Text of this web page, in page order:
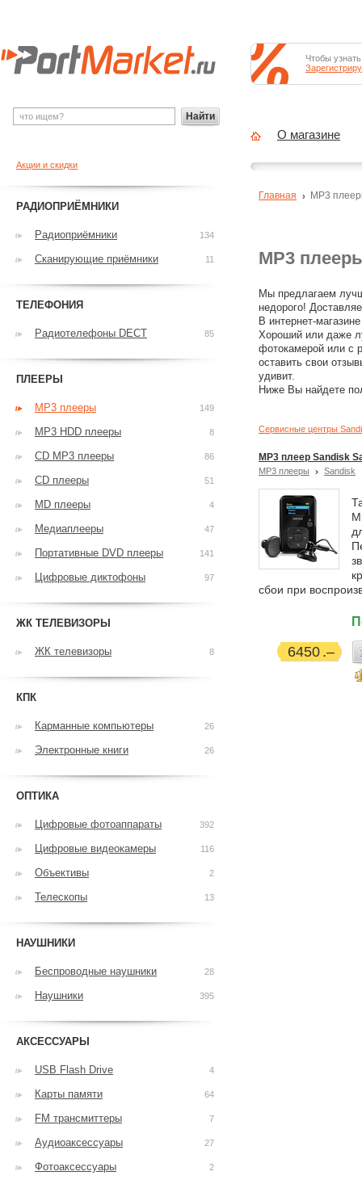
MP3
Мы предлагаем
недорого!
В интернет-
Хороший или даже
фотокамерой или с
оставить свои
удивит.
Ниже Вы найдете
Сервисные центры
MP3 плеер Sandisk
MP3 плееры Sandisk
сбои при
6450
Главная MP3
Акции и скидки
РАДИОПРИЁМНИКИ
Радиоприёмники 134
Сканирующие приёмники 11
ТЕЛЕФОНИЯ
Радиотелефоны DECT 85
ПЛЕЕРЫ
MP3 плееры 149
MP3 HDD плееры 8
CD MP3 плееры 86
CD плееры 51
MD плееры 4
Медиаплееры 47
Портативные DVD плееры 141
Цифровые диктофоны 97
ЖК ТЕЛЕВИЗОРЫ
ЖК телевизоры 8
КПК
Карманные компьютеры 26
Электронные книги 26
ОПТИКА
Цифровые фотоаппараты 392
Цифровые видеокамеры 116
Объективы 2
Телескопы 13
НАУШНИКИ
Беспроводные наушники 28
Наушники 395
АКСЕССУАРЫ
USB Flash Drive 4
Карты памяти 64
FM трансмиттеры 7
Аудиоаксессуары 27
Фотоаксессуары 2
Найти
Чтобы
О магазине